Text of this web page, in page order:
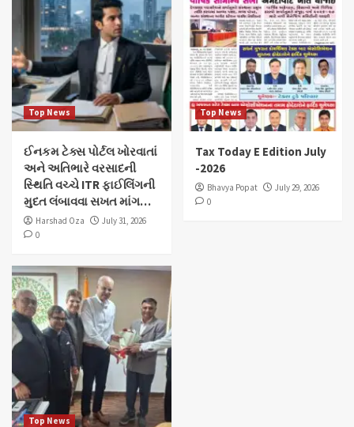
Top News
ઈનકમ ટેક્સ પોર્ટલ ખોરવાતાં
અને અતિભારે વરસાદની
સ્થિતિ વચ્ચે ITR ફાઈલિંગની
મુદત લંબાવવા સખત માંગ…
Harshad Oza
July 31, 2026
0
Top News
Tax Today E Edition July
-2026
Bhavya Popat
July 29, 2026
0
Top News